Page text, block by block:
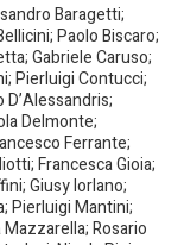
Baragetti;
Paolo Biscaro;
Gabriele Caruso;
Pierluigi Contucci;
Delmonte;
Ferrante;
Francesca Gioia;
Giusy Iorlano;
Pierluigi Mantini;
Rosario